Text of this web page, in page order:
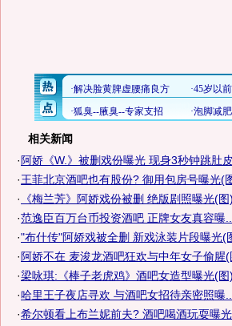
相关新闻
· 阿娇《W.》被删戏份曝光 现身3秒钟跳肚
·王菲北京酒吧也有股份? 御用包房号曝光(
· 《梅兰芳》阿娇戏份被删 绝版剧照曝光(图)
·范逸臣百万台币投资酒吧 正牌女友真容曝...
·"布什传"阿娇戏被全删 新戏泳装片段曝光(
· 阿娇不在 麦浚龙酒吧狂欢与中年女子偷腥(
·梁咏琪:《棒子老虎鸡》酒吧女造型曝光(图)
·哈里王子夜店寻欢 与酒吧女招待亲密照曝...
·希尔顿看上布兰妮前夫? 酒吧喝酒玩耍曝